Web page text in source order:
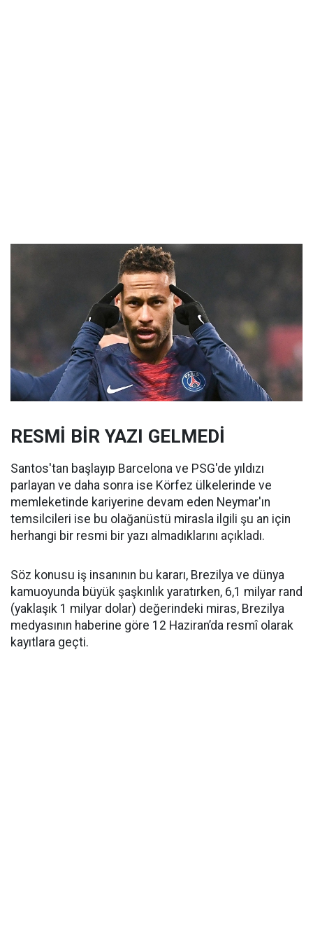
RESMİ BİR YAZI GELMEDİ
Santos'tan başlayıp Barcelona ve PSG'de yıldızı
parlayan ve daha sonra ise Körfez ülkelerinde ve
memleketinde kariyerine devam eden Neymar'ın
temsilcileri ise bu olağanüstü mirasla ilgili şu an için
herhangi bir resmi bir yazı almadıklarını açıkladı.
Söz konusu iş insanının bu kararı, Brezilya ve dünya
kamuoyunda büyük şaşkınlık yaratırken, 6,1 milyar rand
(yaklaşık 1 milyar dolar) değerindeki miras, Brezilya
medyasının haberine göre 12 Haziran’da resmî olarak
kayıtlara geçti.